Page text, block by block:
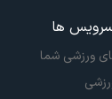
ها
ورزشی شما